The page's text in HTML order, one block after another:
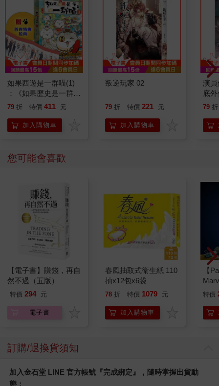
如果西遊是一群喵(1)
：《如果歷史是一群
喵》作者最新力作，附
79 折 特價 411 元
加入購物車
叛逆玩家 02
79 折 特價 221 元
加入購物車
演
底
79 折
您可能會喜歡
【電子書】賺錢，再自
然不過（五版）
特價 294 元
電子書
春風抽取式衛生紙 110
抽x12包x6袋
78 折 特價 1079 元
加入購物車
【
燈
特價
訂購/退換貨須知
加入金石堂 LINE 官方帳號『完成綁定』，隨時掌握出貨動
態：